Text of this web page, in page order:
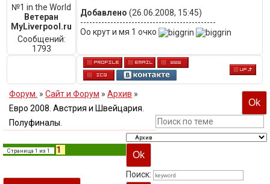
№1 in the World
Ветеран
MyLiverpool.ru
Сообщений:
1793
Добавлено (26.06.2008, 15:45)
---------------------------------------------
Оо крут и мя 1 очко
Форум. » Сайт и Форум » Архив »
Евро 2008. Австрия и Швейцария.
Полуфиналы.
Страница 1 из 1 1
Поиск: